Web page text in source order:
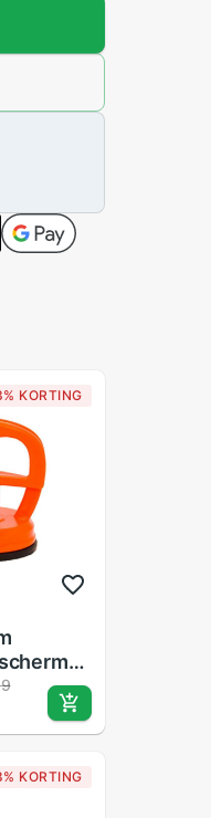
KORTING
Zuig
KORTING